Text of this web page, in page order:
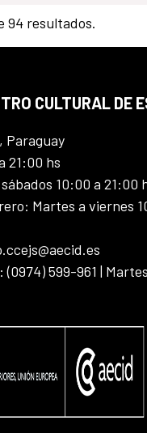
94 resultados.
CULTURAL DE
Paraguay
21:00 hs
10:00 a 21:00
Martes a viernes
599-961 |